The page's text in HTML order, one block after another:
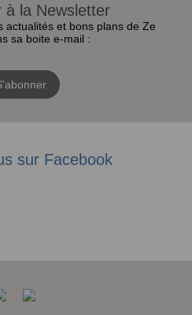
à la Newsletter
actualités et bons plans de Ze
sa boite e-mail :
sur Facebook